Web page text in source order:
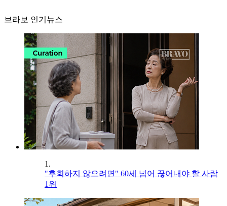
브라보 인기뉴스
1.
"후회하지 않으려면" 60세 넘어 끊어내야 할 사람
1위